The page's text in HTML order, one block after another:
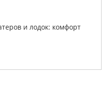
и лодок: комфорт